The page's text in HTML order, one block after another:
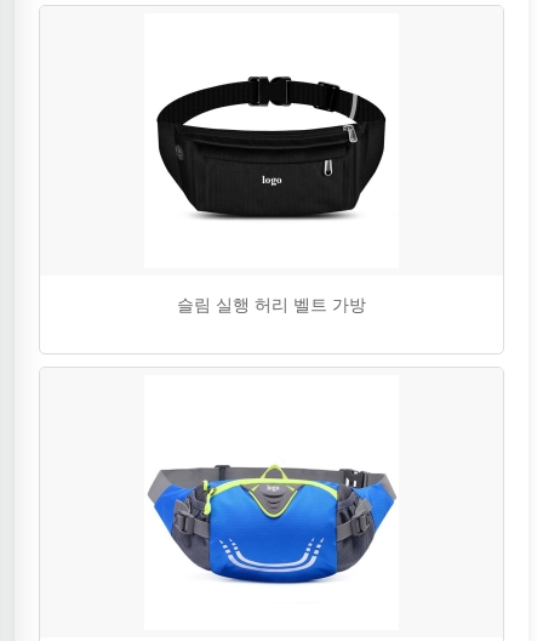
슬림 실행 허리 벨트 가방